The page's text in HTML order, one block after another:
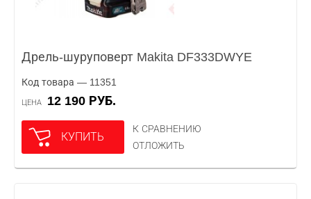
Дрель-шуруповерт Makita DF333DWYE
Код товара — 11351
ЦЕНА 12 190 РУБ.
КУПИТЬ
К СРАВНЕНИЮ
ОТЛОЖИТЬ